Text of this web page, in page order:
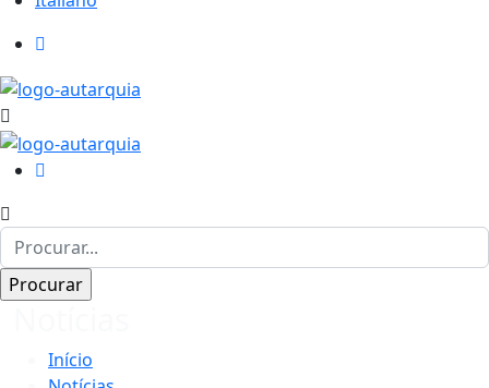
Início